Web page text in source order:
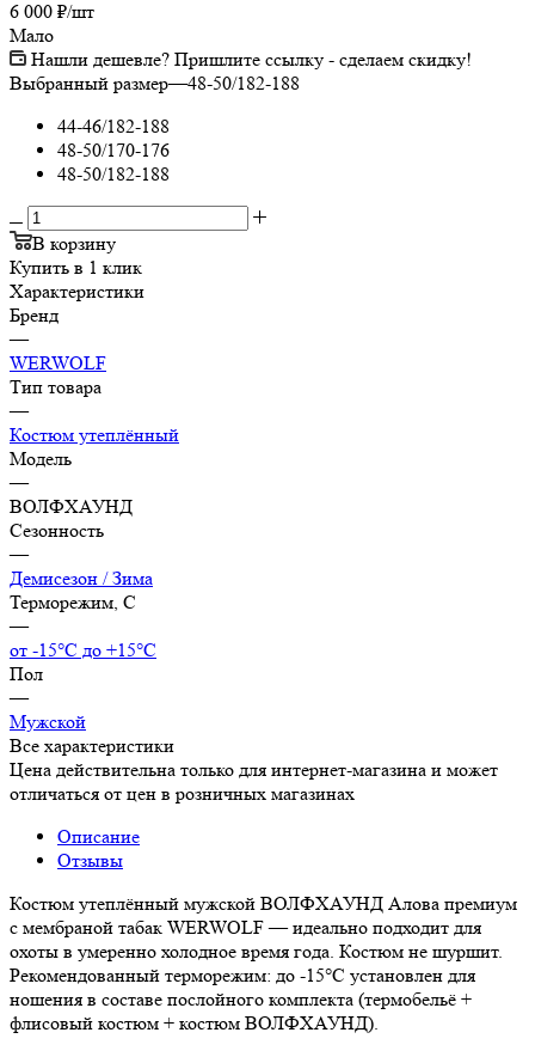
6 000 ₽/шт
Мало
Нашли дешевле? Пришлите ссылку - сделаем скидку!
Выбранный размер—48-50/182-188
44-46/182-188
48-50/170-176
48-50/182-188
В корзину
Купить в 1 клик
Характеристики
Бренд
—
WERWOLF
Тип товара
—
Костюм утеплённый
Модель
—
ВОЛФХАУНД
Сезонность
—
Демисезон / Зима
Терморежим, C
—
от -15°С до +15°С
Пол
—
Мужской
Все характеристики
Цена действительна только для интернет-магазина и может
отличаться от цен в розничных магазинах
Описание
Отзывы
Костюм утеплённый мужской ВОЛФХАУНД Алова премиум
с мембраной табак WERWOLF — идеально подходит для
охоты в умеренно холодное время года. Костюм не шуршит.
Рекомендованный терморежим: до -15°C установлен для
ношения в составе послойного комплекта (термобельё +
флисовый костюм + костюм ВОЛФХАУНД).